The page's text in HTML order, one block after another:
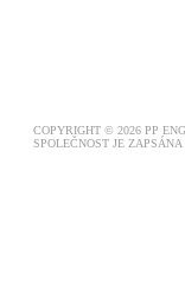
COPYRIGHT © 2026 PP
SPOLEČNOST JE